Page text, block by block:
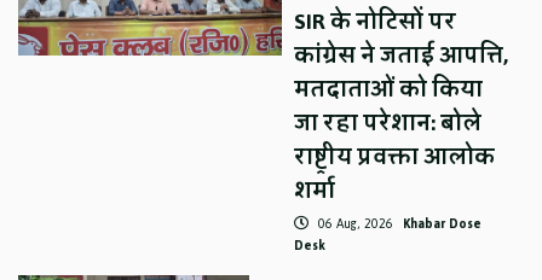
SIR के नोटिसों पर
कांग्रेस ने जताई आपत्ति,
मतदाताओं को किया
जा रहा परेशान: बोले
राष्ट्रीय प्रवक्ता आलोक
शर्मा
06 Aug, 2026 Khabar Dose
Desk